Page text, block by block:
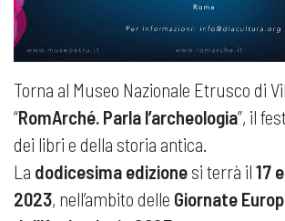
Torna al Museo Nazionale Etrusco di
“RomArché. Parla l’archeologia”, il
dei libri e della storia antica.
La dodicesima edizione si terrà il 17
2023, nell’ambito delle Giornate